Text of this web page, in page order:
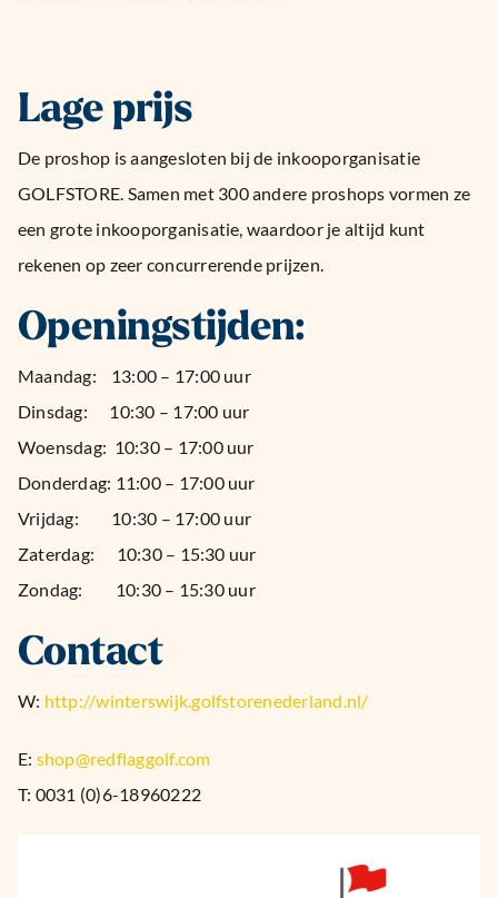
Lage prijs
De proshop is aangesloten bij de inkooporganisatie
GOLFSTORE. Samen met 300 andere proshops vormen ze
een grote inkooporganisatie, waardoor je altijd kunt
rekenen op zeer concurrerende prijzen.
Openingstijden:
Maandag: 13:00 – 17:00 uur
Dinsdag: 10:30 – 17:00 uur
Woensdag: 10:30 – 17:00 uur
Donderdag: 11:00 – 17:00 uur
Vrijdag: 10:30 – 17:00 uur
Zaterdag: 10:30 – 15:30 uur
Zondag: 10:30 – 15:30 uur
Contact
W: http://winterswijk.golfstorenederland.nl/
E: shop@redflaggolf.com
T: 0031 (0)6-18960222